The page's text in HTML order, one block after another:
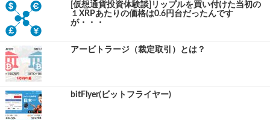
[仮想通貨投資体験談]リップルを買い付けた当初の
１XRPあたりの価格は0.6円台だったんです
が・・・
アービトラージ（裁定取引）とは？
bitFlyer(ビットフライヤー)